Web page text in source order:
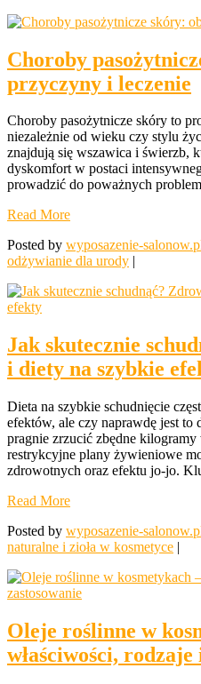
Choroby
przyczyny i leczenie
Choroby pasożytnicze skóry to
niezależnie od wieku czy stylu
znajdują się wszawica i świerzb,
dyskomfort w postaci
prowadzić do poważnych
Read More
Posted by wyposazenie-
odżywianie dla urody |
Jak skutecznie
i diety na szybkie
Dieta na szybkie schudnięcie
efektów, ale czy naprawdę jest to
pragnie zrzucić zbędne
restrykcyjne plany żywieniowe
zdrowotnych oraz efektu jo-jo.
Read More
Posted by wyposazenie-
naturalne i zioła w kosmetyce |
Oleje roślinne w
właściwości, rodzaje